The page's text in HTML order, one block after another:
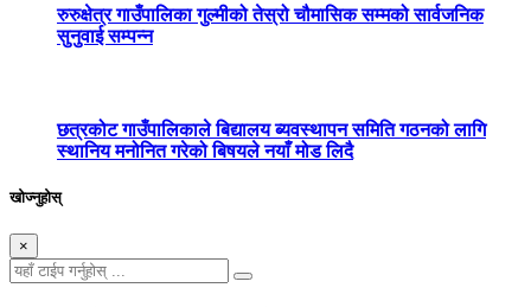
रुरुक्षेत्र गाउँपालिका गुल्मीको तेस्रो चौमासिक सम्मको सार्वजनिक
सुनुवाई सम्पन्न
छत्रकोट गाउँपालिकाले बिद्यालय ब्यवस्थापन समिति गठनको लागि
स्थानिय मनोनित गरेको बिषयले नयाँ मोड लिदै
खोज्नुहोस्
×